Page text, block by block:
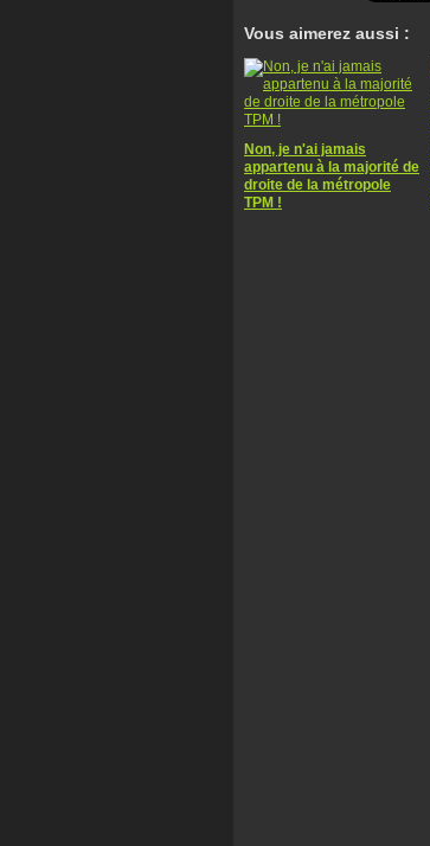
Vous aimerez aussi :
Non, je n'ai jamais
appartenu à la majorité de
droite de la métropole
TPM !